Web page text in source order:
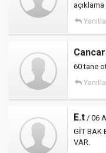
Yanıtla
60 tane
Yanıtla
E.t / 06
GİT BAK
VAR.